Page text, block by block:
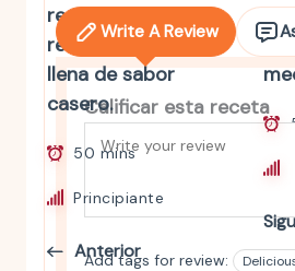
receta fácil,
reconfortante y
llena de sabor
casero.
50 mins
Principiante
Anterior
Write A Review
Calificar esta receta
Add tags for review: